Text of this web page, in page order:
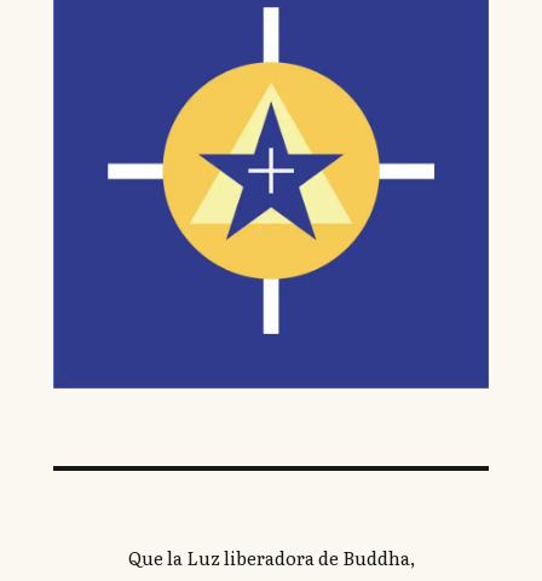
Que la Luz liberadora de Buddha,